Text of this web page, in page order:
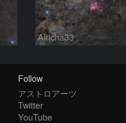
Alricha33
Follow
アストロアーツ
Twitter
YouTube